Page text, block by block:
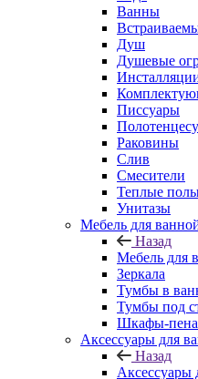
Ванны
Душ
Душевые
Писсуары
Раковины
Слив
Смесители
Теплые
Унитазы
Мебель для
Назад
Мебель для
Зеркала
Тумбы в
Тумбы под
Шкафы-
Аксессуары для
Назад
Аксессуары